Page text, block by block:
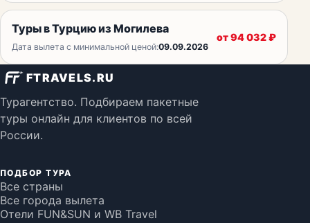
Туры в Турцию из Могилева
Дата вылета с минимальной ценой:09.09.2026
от94 032₽
FTRAVELS.RU
Турагентство. Подбираем пакетные
туры онлайн для клиентов по всей
России.
ПОДБОР ТУРА
Все страны
Все города вылета
Отели FUN&SUN и WB Travel